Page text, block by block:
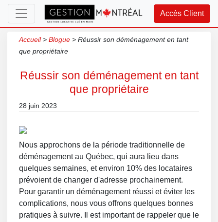
Accès Client
Accueil > Blogue > Réussir son déménagement en tant
que propriétaire
Réussir son déménagement en tant
que propriétaire
28 juin 2023
Nous approchons de la période traditionnelle de
déménagement au Québec, qui aura lieu dans
quelques semaines, et environ 10% des locataires
prévoient de changer d'adresse prochainement.
Pour garantir un déménagement réussi et éviter les
complications, nous vous offrons quelques bonnes
pratiques à suivre. Il est important de rappeler que le